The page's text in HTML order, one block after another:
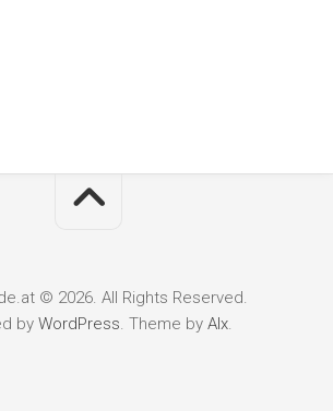
© 2026. All Rights Reserved.
by WordPress. Theme by Alx.